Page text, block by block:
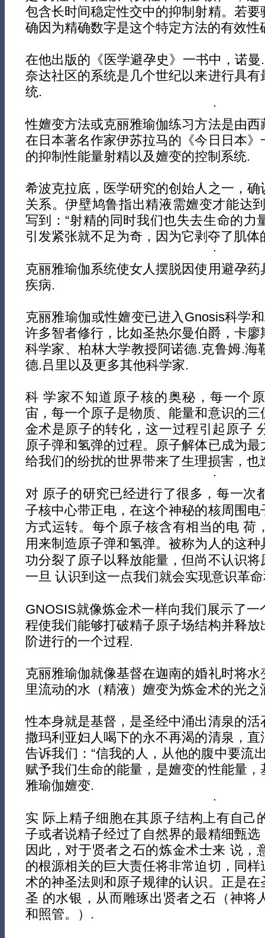
包含长时间稳定性交中的抑制射精。若
确因为精确数字是这个特定方法的有效性
在他出版的《医学避孕史》一书中，诺
奈达社区的系统是几个世纪以来进行具
统.
性嬗变方法或克丽雅瑜伽练习方法是由
在日本著名作家伊苏拉马的《今日日本
的抑制性能量射精以及嬗变的控制系统.
希波克拉底，医学研究的创始人之一，
关系。伊壁鸠鲁指出精液需嬗变才能达
写到：“射精的同时我们也失去生命的力
引发紧张就不足为奇，因为它剥夺了肌体
克丽雅瑜伽系统使女人摆脱因使用避孕
疾病.
克丽雅瑜伽或性嬗变已进入Gnosis科学
许多智者修行，比如圣热尔曼伯爵，卡
科学家、柏林大学教授阿诺德.克鲁姆.海
德.吕里以及更多其他科学家.
科 学家不知道原子核的奥秘，每一个
宙，每一个原子是物质、能量和意识的
金术是原子的转化，这一过程引起原子
原子弹和氢弹的过程。原子解体已成为
给我们的纷扰的世界带来了生理损害，也
对 原子的研究已经进行了很多，每一次
子核中心带正电，在这个神秘的核周围
方式运转。每个原子核含有相当的电 荷
用来制造原子弹和氢弹。被称为人的这
功分裂了原子以释放能量，但尚不认识
一旦 认识到这一点我们就会实现意识革
GNOSIS就像炼金术一样向我们展示了
程使我们能够打破精子原子场结构并释
阶进行的一个过程.
克丽雅瑜伽就像基督在迦南的婚礼时将
里流动的水（精液）嬗变为炼金术的光之
性本身就是基督，是圣经中涌出清泉的
撒玛利亚妇人喝下的永不再渴的清泉，
告诉我们：“信我的人，从他的腹中要流
赋予我们生命的能量，是嬗变的性能量
雅瑜伽嬗变.
实 际上精子细胞在其原子结构上有自己
子或者说精子经过了自然界的最精细甄
因此，对于贤者之石的炼金术士来 说，
的根源相关的巨大责任将非常迫切，同
术的神圣法则和原子规律的认识。正是
圣 的水银，从而雕琢出贤者之石（神将
和照管。）.